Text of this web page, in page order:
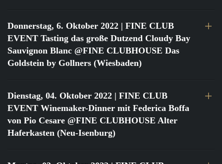
Donnerstag, 6. Oktober 2022 | FINE CLUB
EVENT Tasting das große Dutzend Cloudy Bay
Sauvignon Blanc @FINE CLUBHOUSE Das
Goldstein by Gollners (Wiesbaden)
Dienstag, 04. Oktober 2022 | FINE CLUB
EVENT Winemaker-Dinner mit Federica Boffa
von Pio Cesare @FINE CLUBHOUSE Alter
Haferkasten (Neu-Isenburg)